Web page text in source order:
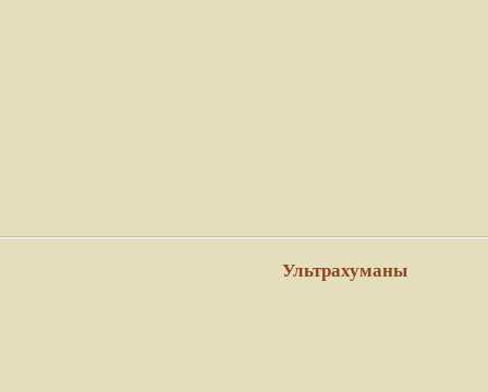
Ультрахуманы